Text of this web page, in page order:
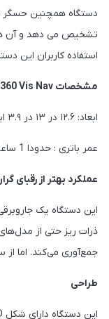
دستگاه همچنین حسگر
تشخیص می دهد و آن ها
استفاده کاربران این
مشخصات Dyson 360 Vis Nav
ابعاد: ۱۲.۶ در ۱۳ در ۳.۹ اینچ
عمر باتری : حدودا 1 ساعت
عملکرد بهتر از رقبای
این دستگاه یک
ذرات ریز حتی از
جمع‌آوری می‌کند. اما از
طراحی